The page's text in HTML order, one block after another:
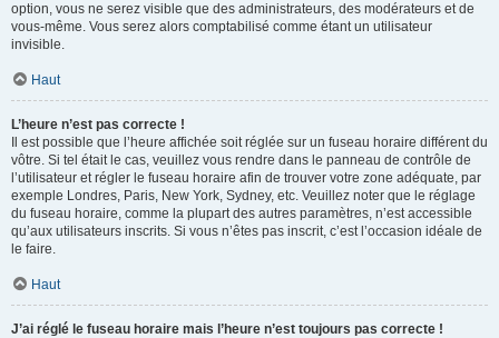
option, vous ne serez visible que des administrateurs, des modérateurs et de
vous-même. Vous serez alors comptabilisé comme étant un utilisateur
invisible.
Haut
L’heure n’est pas correcte !
Il est possible que l’heure affichée soit réglée sur un fuseau horaire différent du
vôtre. Si tel était le cas, veuillez vous rendre dans le panneau de contrôle de
l’utilisateur et régler le fuseau horaire afin de trouver votre zone adéquate, par
exemple Londres, Paris, New York, Sydney, etc. Veuillez noter que le réglage
du fuseau horaire, comme la plupart des autres paramètres, n’est accessible
qu’aux utilisateurs inscrits. Si vous n’êtes pas inscrit, c’est l’occasion idéale de
le faire.
Haut
J’ai réglé le fuseau horaire mais l’heure n’est toujours pas correcte !